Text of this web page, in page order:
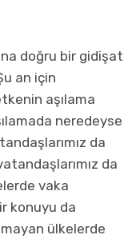
doğru bir gidişat
an için
aşılama
neredeyse
da
da
vaka
konuyu da
ülkelerde